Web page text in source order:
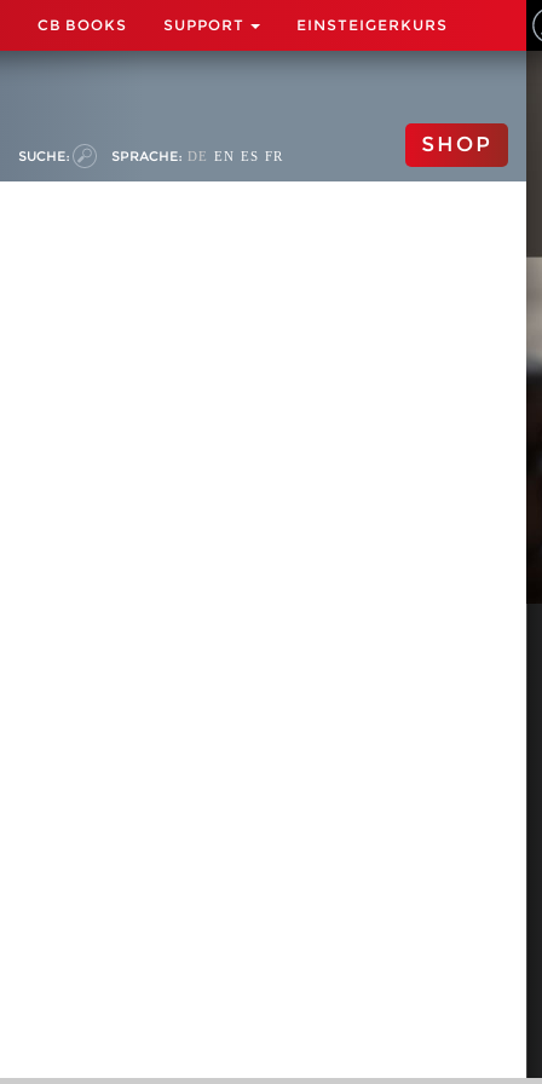
CB BOOKS SUPPORT EINSTEIGERKURS
SUCHE: SPRACHE: DE EN ES FR SHOP